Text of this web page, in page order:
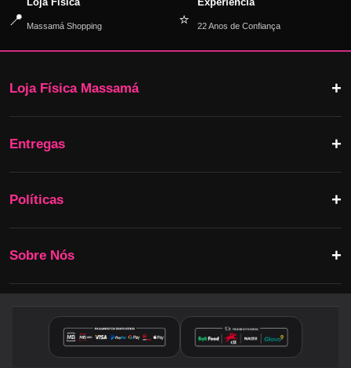
📍 Massamá Shopping ⭐ 22 Anos de Confiança
Loja Física Massamá
Entregas
Políticas
Sobre Nós